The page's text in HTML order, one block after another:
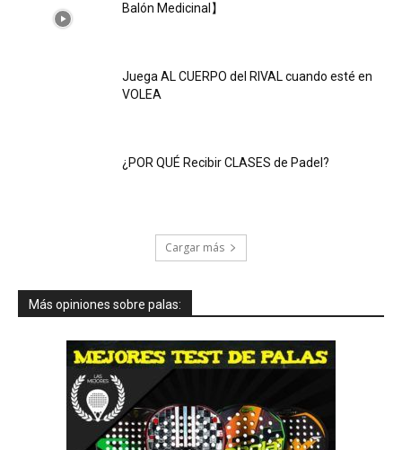
Balón Medicinal】
Juega AL CUERPO del RIVAL cuando esté en
VOLEA
¿POR QUÉ Recibir CLASES de Padel?
Cargar más
Más opiniones sobre palas: